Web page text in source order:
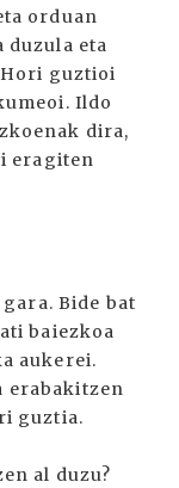
orduan
eta
Hori guztioi
Ildo
dira,
eragiten
Bide bat
baiezkoa
aukerei.
erabakitzen
guztia.
al duzu?